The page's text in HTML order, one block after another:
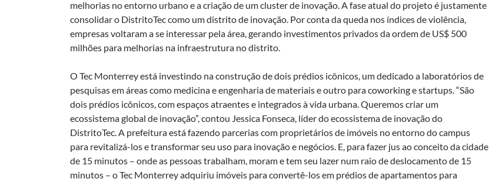
melhorias no entorno urbano e a criação de um cluster de inovação. A fase atual do projeto é justamente
consolidar o DistritoTec como um distrito de inovação. Por conta da queda nos índices de violência,
empresas voltaram a se interessar pela área, gerando investimentos privados da ordem de US$ 500
milhões para melhorias na infraestrutura no distrito.
O Tec Monterrey está investindo na construção de dois prédios icônicos, um dedicado a laboratórios de
pesquisas em áreas como medicina e engenharia de materiais e outro para coworking e startups. “São
dois prédios icônicos, com espaços atraentes e integrados à vida urbana. Queremos criar um
ecossistema global de inovação”, contou Jessica Fonseca, líder do ecossistema de inovação do
DistritoTec. A prefeitura está fazendo parcerias com proprietários de imóveis no entorno do campus
para revitalizá-los e transformar seu uso para inovação e negócios. E, para fazer jus ao conceito da cidade
de 15 minutos – onde as pessoas trabalham, moram e tem seu lazer num raio de deslocamento de 15
minutos – o Tec Monterrey adquiriu imóveis para convertê-los em prédios de apartamentos para